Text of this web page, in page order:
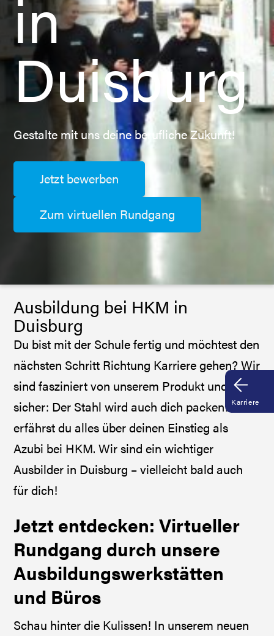
Karriere
in
Duisburg
Gestalte mit uns deine berufliche Zukunft!
Jetzt bewerben
Zum virtuellen Rundgang
Ausbildung bei HKM in
Duisburg
Du bist mit der Schule fertig und möchtest den
nächsten Schritt Richtung Karriere gehen? Wir
sind fasziniert von unserem Produkt und sind
sicher: Der Stahl wird auch dich packen! Hier
erfährst du alles über deinen Einstieg als
Azubi bei HKM. Wir sind ein wichtiger
Ausbilder in Duisburg – vielleicht bald auch
für dich!
Jetzt entdecken: Virtueller
Rundgang durch unsere
Ausbildungswerkstätten
und Büros
Schau hinter die Kulissen! In unserem neuen